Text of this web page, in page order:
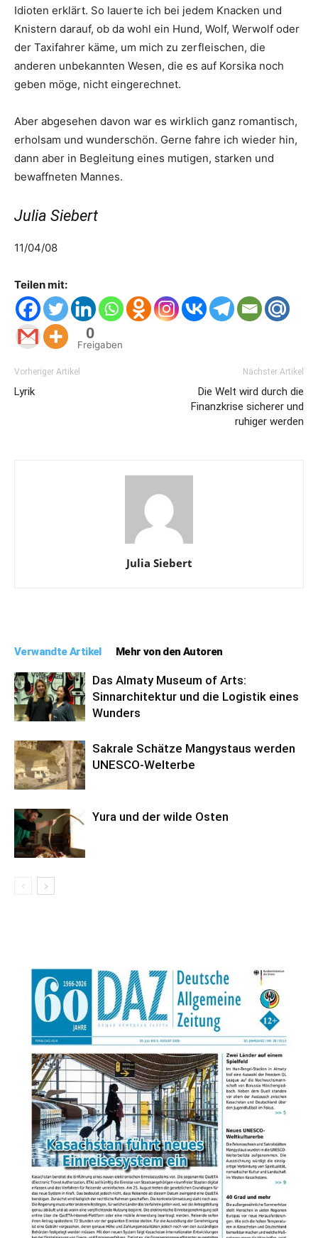
Idioten erklärt. So lauerte ich bei jedem Knacken und
Knistern darauf, ob da wohl ein Hund, Wolf, Werwolf oder
der Taxifahrer käme, um mich zu zerfleischen, die
anderen unbekannten Wesen, die es auf Korsika noch
geben möge, nicht eingerechnet.
Aber abgesehen davon war es wirklich ganz romantisch,
erholsam und wunderschön. Gerne fahre ich wieder hin,
dann aber in Begleitung eines mutigen, starken und
bewaffneten Mannes.
Julia Siebert
11/04/08
Teilen mit:
0
Freigaben
Vorheriger Artikel
Lyrik
Nächster Artikel
Die Welt wird durch die
Finanzkrise sicherer und
ruhiger werden
Julia Siebert
Verwandte Artikel Mehr von den Autoren
Das Almaty Museum of Arts:
Sinnarchitektur und die Logistik eines
Wunders
Sakrale Schätze Mangystaus werden
UNESCO-Welterbe
Yura und der wilde Osten